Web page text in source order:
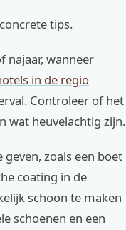
tips.
najaar, wanneer
in de regio
Controleer of het
wat heuvelachtig zijn.
zoals een boet
coating in de
schoon te maken
schoenen en een